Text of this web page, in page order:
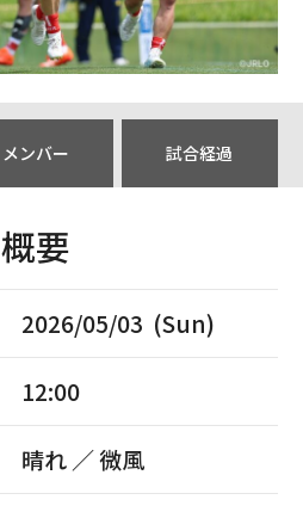
メンバー 試合経過
概要
2026/05/03 (Sun)
12:00
晴れ ／ 微風